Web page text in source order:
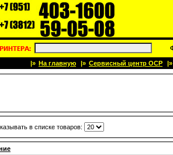
|» На главную |» Сервисный центр OCP |»
в списке товаров: